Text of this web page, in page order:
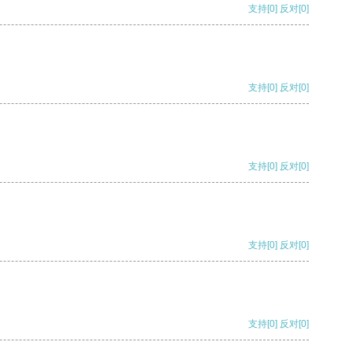
支持[0] 反对[0]
支持[0] 反对[0]
支持[0] 反对[0]
支持[0] 反对[0]
支持[0] 反对[0]